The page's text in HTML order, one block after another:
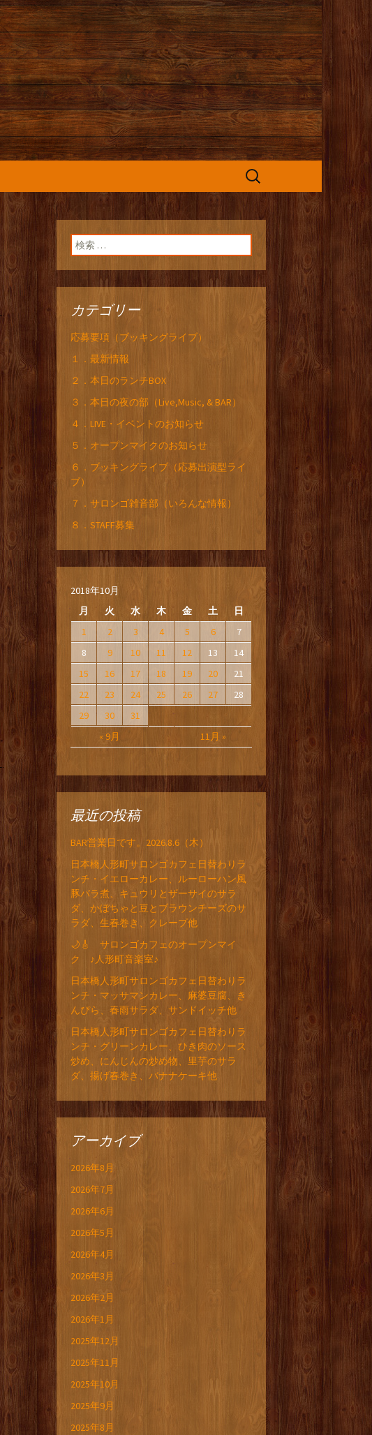
カフェ』よりお
す。
検
検索:
カテゴリー
応募要項（ブッキングライブ）
１．最新情報
２．本日のランチBOX
３．本日の夜の部（Live,Music, & BAR）
４．LIVE・イベントのお知らせ
５．オープンマイクのお知らせ
６．ブッキングライブ（応募出演型ライ
ブ）
７．サロンゴ雑音部（いろんな情報）
８．STAFF募集
2018年10月
月
火 水 木 金 土 日
« 9月 11月 »
1 2 3 4 5 6
7
8
9 10 11 12 13
14
15
16 17 18 19 20
21
22
23 24 25 26 27
28
29
30 31
最近の投稿
BAR営業日です。2026.8.6（木）
日本橋人形町サロンゴカフェ日替わりラ
ンチ・イエローカレー、ルーローハン風
豚バラ煮、キュウリとザーサイのサラ
ダ、かぼちゃと豆とブラウンチーズのサ
ラダ、生春巻き、クレープ他
🌙🎸 サロンゴカフェのオープンマイ
ク ♪人形町音楽室♪
日本橋人形町サロンゴカフェ日替わりラ
ンチ・マッサマンカレー、麻婆豆腐、き
んぴら、春雨サラダ、サンドイッチ他
日本橋人形町サロンゴカフェ日替わりラ
ンチ・グリーンカレー、ひき肉のソース
炒め、にんじんの炒め物、里芋のサラ
ダ、揚げ春巻き、バナナケーキ他
アーカイブ
2026年8月
2026年7月
2026年6月
2026年5月
2026年4月
2026年3月
2026年2月
2026年1月
2025年12月
2025年11月
2025年10月
2025年9月
2025年8月